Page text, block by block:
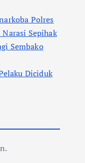
Polres
Sepihak
Sembako
Diciduk